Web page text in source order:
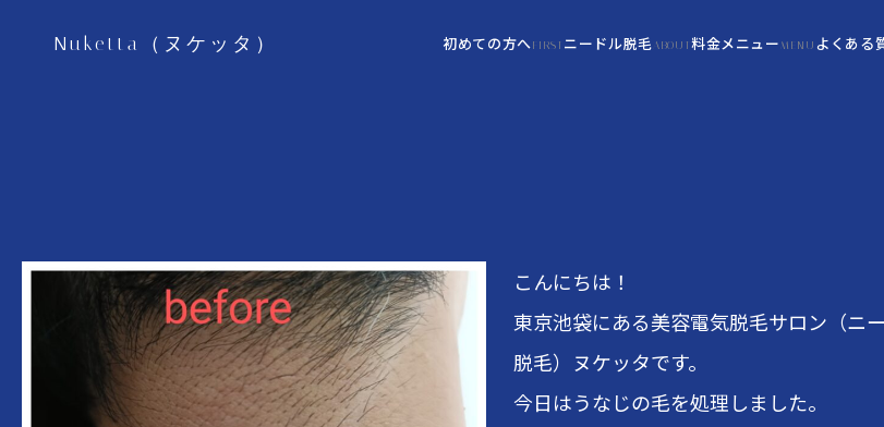
Nuketta（ヌケッタ） 初めての方へFIRST ニードル脱毛 ABOUT 料金メニュー MENU よくある
こんにちは！
東京池袋にある美容電気脱毛サロン（ニ
脱毛）ヌケッタです。
今日はうなじの毛を処理しました。